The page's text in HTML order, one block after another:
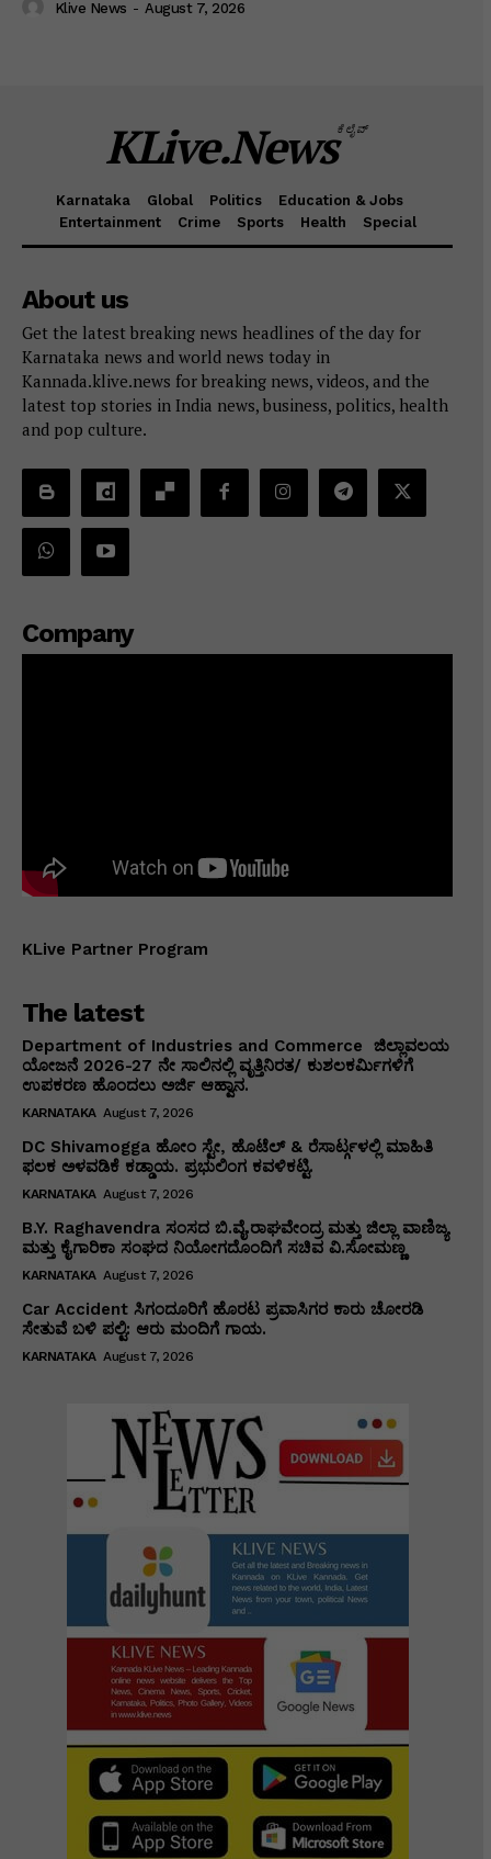
Klive News - August 7, 2026
KLive.Newsಕೆಲೈವ್
Karnataka Global Politics
Education & Jobs
Entertainment
Crime Sports Health Special
About us
Get the latest breaking news headlines of the day for
Karnataka news and world news today in
Kannada.klive.news for breaking news, videos, and the
latest top stories in India news, business, politics, health
and pop culture.
Company
KLive Partner Program
The latest
Department of Industries and Commerce ಜಿಲ್ಲಾವಲಯ
ಯೋಜನೆ 2026-27 ನೇ ಸಾಲಿನಲ್ಲಿ ವೃತ್ತಿನಿರತ/ ಕುಶಲಕರ್ಮಿಗಳಿಗೆ
ಉಪಕರಣ ಹೊಂದಲು ಅರ್ಜಿ ಆಹ್ವಾನ.
KARNATAKA August 7, 2026
DC Shivamogga ಹೋಂ ಸ್ಟೇ, ಹೊಟೆಲ್ & ರೆಸಾರ್ಟ್ಗಳಲ್ಲಿ ಮಾಹಿತಿ
ಫಲಕ ಅಳವಡಿಕೆ ಕಡ್ಡಾಯ. ಪ್ರಭುಲಿಂಗ ಕವಳಿಕಟ್ಟಿ.
KARNATAKA August 7, 2026
B.Y. Raghavendra ಸಂಸದ ಬಿ.ವೈ.ರಾಘವೇಂದ್ರ ಮತ್ತು ಜಿಲ್ಲಾ ವಾಣಿಜ್ಯ
ಮತ್ತು ಕೈಗಾರಿಕಾ ಸಂಘದ ನಿಯೋಗದೊಂದಿಗೆ ಸಚಿವ ವಿ‌.ಸೋಮಣ್ಣ
KARNATAKA August 7, 2026
Car Accident ಸಿಗಂದೂರಿಗೆ ಹೊರಟ ಪ್ರವಾಸಿಗರ ಕಾರು ಚೋರಡಿ
ಸೇತುವೆ ಬಳಿ ಪಲ್ಟಿ: ಆರು ಮಂದಿಗೆ ಗಾಯ.
KARNATAKA August 7, 2026